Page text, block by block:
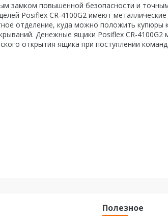
замком повышенной безопасности и
Posiflex CR-4100G2 имеют металлические
отделение, куда можно положить купюры
Денежные ящики Posiflex CR-4100G2
открытия ящика при поступлении
Полезное